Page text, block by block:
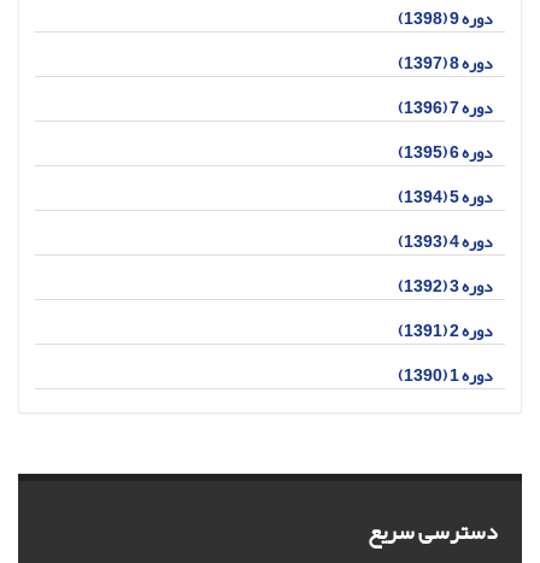
دوره 9 (1398)
دوره 8 (1397)
دوره 7 (1396)
دوره 6 (1395)
دوره 5 (1394)
دوره 4 (1393)
دوره 3 (1392)
دوره 2 (1391)
دوره 1 (1390)
دسترسی سریع